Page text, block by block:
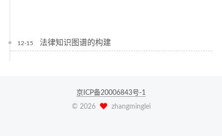
12-15 法律知识图谱的构建
京ICP备20006843号-1
© 2026 zhangminglei